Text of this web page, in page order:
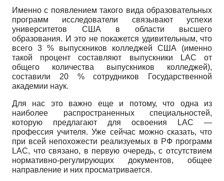
Именно с появлением такого вида образовательных
программ исследователи связывают успехи
университетов США в области высшего
образования. И это не покажется удивительным, что
всего 3 % выпускников колледжей США (именно
такой процент составляют выпускники LAC от
общего количества выпускников колледжей),
составили 20 % сотрудников Государственной
академии наук.
Для нас это важно еще и потому, что одна из
наиболее распространенных специальностей,
которую предлагают для освоения LAC —
профессия учителя. Уже сейчас можно сказать, что
при всей непохожести реализуемых в РФ программ
LAC, что связано, в первую очередь, с отсутствием
нормативно-регулирующих документов, общее
направление и них просматривается.